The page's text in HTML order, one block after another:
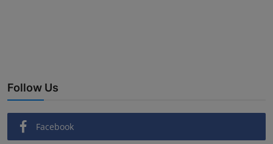
Follow Us
Facebook